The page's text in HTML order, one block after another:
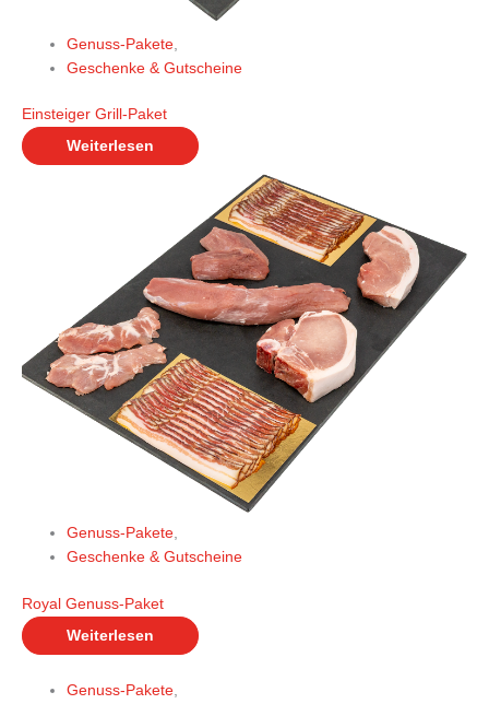
Genuss-Pakete
Geschenke & Gutscheine
Einsteiger Grill-Paket
Weiterlesen
Genuss-Pakete,
Geschenke & Gutscheine
Royal Genuss-Paket
Weiterlesen
Genuss-Pakete